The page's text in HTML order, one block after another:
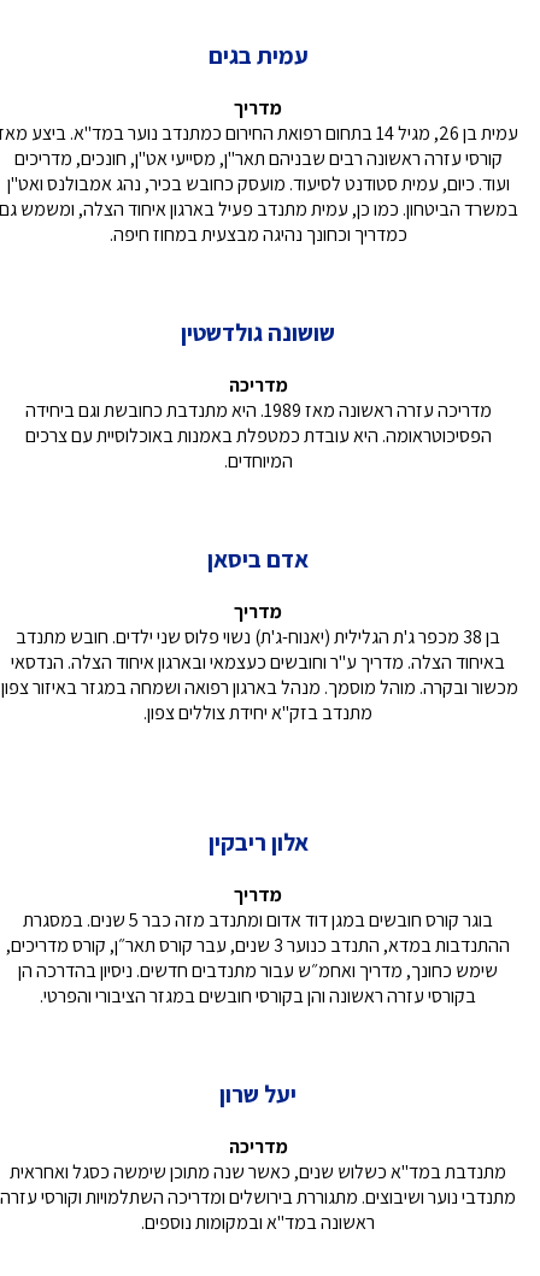
עמית בגים
מדריך
עמית בן 26, מגיל 14 בתחום רפואת החירום כמתנדב נוער במד"א. ביצע
קורסי עזרה ראשונה רבים שבניהם תאר"ן, מסייעי אט"ן, חונכים, מדריכים
ועוד. כיום, עמית סטודנט לסיעוד. מועסק כחובש בכיר, נהג אמבולנס ואט"ן
במשרד הביטחון. כמו כן, עמית מתנדב פעיל בארגון איחוד הצלה, ומשמש
כמדריך וכחונך נהיגה מבצעית במחוז חיפה.
שושונה גולדשטין
מדריכה
מדריכה עזרה ראשונה מאז 1989. היא מתנדבת כחובשת וגם ביחידה
הפסיכוטראומה. היא עובדת כמטפלת באמנות באוכלוסיית עם צרכים
המיוחדים.
אדם ביסאן
מדריך
בן 38 מכפר ג'ת הגלילית (יאנוח-ג'ת) נשוי פלוס שני ילדים. חובש מתנדב
באיחוד הצלה. מדריך ע"ר וחובשים כעצמאי ובארגון איחוד הצלה. הנדסאי
מכשור ובקרה. מוהל מוסמך. מנהל בארגון רפואה ושמחה במגזר באיזור
מתנדב בזק"א יחידת צוללים צפון.
אלון ריבקין
מדריך
בוגר קורס חובשים במגן דוד אדום ומתנדב מזה כבר 5 שנים. במסגרת
ההתנדבות במדא, התנדב כנוער 3 שנים, עבר קורס תאר״ן, קורס מדריכים,
שימש כחונך, מדריך ואחמ״ש עבור מתנדבים חדשים. ניסיון בהדרכה הן
בקורסי עזרה ראשונה והן בקורסי חובשים במגזר הציבורי והפרטי.
יעל שרון
מדריכה
מתנדבת במד"א כשלוש שנים, כאשר שנה מתוכן שימשה כסגל ואחראית
מתנדבי נוער ושיבוצים. מתגוררת בירושלים ומדריכה השתלמויות וקורסי עזרה
ראשונה במד"א ובמקומות נוספים.